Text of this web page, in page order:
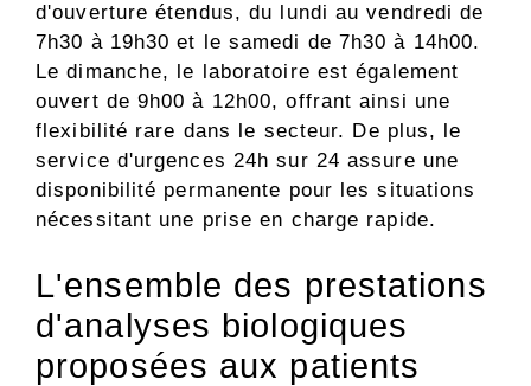
d'ouverture étendus, du lundi au vendredi de
7h30 à 19h30 et le samedi de 7h30 à 14h00.
Le dimanche, le laboratoire est également
ouvert de 9h00 à 12h00, offrant ainsi une
flexibilité rare dans le secteur. De plus, le
service d'urgences 24h sur 24 assure une
disponibilité permanente pour les situations
nécessitant une prise en charge rapide.
L'ensemble des prestations
d'analyses biologiques
proposées aux patients